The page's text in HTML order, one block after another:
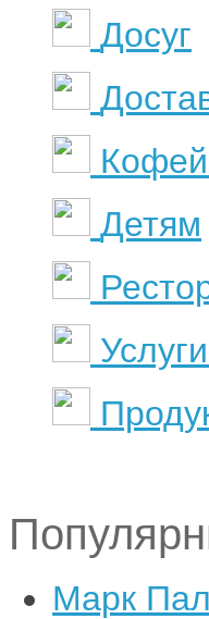
Досуг
Детям
Марк